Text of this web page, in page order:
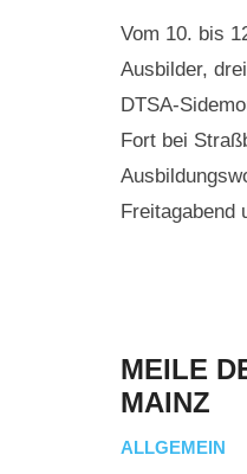
Vom 10. bis
Ausbilder,
DTSA-
Fort bei
Freitagabend
MEILE
MAINZ
ALLGEMEIN